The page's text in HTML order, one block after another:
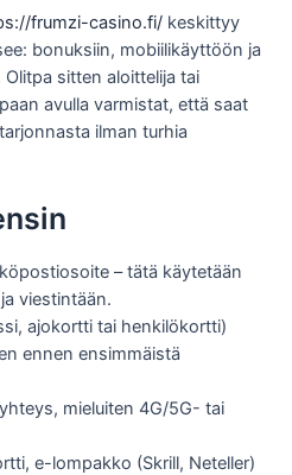
frumzi-casino.fi/ keskittyy
bonuksiin, mobiilikäyttöön ja
sitten aloittelija tai
avulla varmistat, että saat
ilman turhia
– tätä käytetään
viestintään.
ajokortti tai henkilökortti)
ennen ensimmäistä
mieluiten 4G/5G- tai
e-lompakko (Skrill, Neteller)